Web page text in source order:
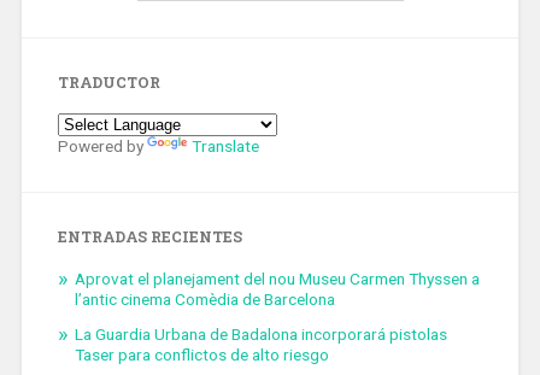
TRADUCTOR
Powered by Translate
ENTRADAS RECIENTES
Aprovat el planejament del nou Museu Carmen Thyssen a
l’antic cinema Comèdia de Barcelona
La Guardia Urbana de Badalona incorporará pistolas
Taser para conflictos de alto riesgo